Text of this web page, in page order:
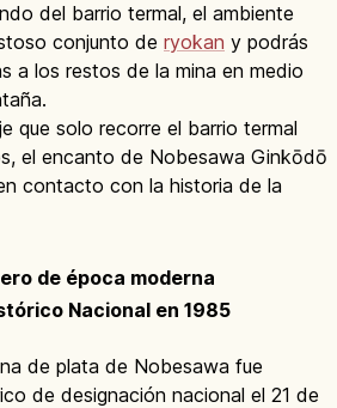
del barrio termal, el ambiente
conjunto de ryokan y podrás
a los restos de la mina en medio
que solo recorre el barrio termal
el encanto de Nobesawa Ginkōdō
contacto con la historia de la
de época moderna
Nacional en 1985
de plata de Nobesawa fue
de designación nacional el 21 de